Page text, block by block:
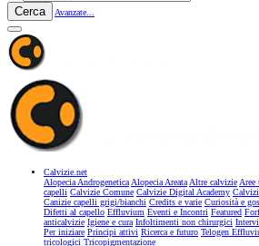
Cerca Avanzate...
Calvizie.net
Alopecia AndrogeneticaAlopecia AreataAltre calvizieAree
capelli Calvizie Comune Calvizie Digital Academy
Canizie capelli grigi/bianchi Credits e varie Curiosità e
Difetti al capello Effluvium Eventi e Incontri Featured
anticalvizie Igiene e cura Infoltimenti non chirurgici
Per iniziare Principi attivi Ricerca e futuro Telogen
tricologici Tricopigmentazione